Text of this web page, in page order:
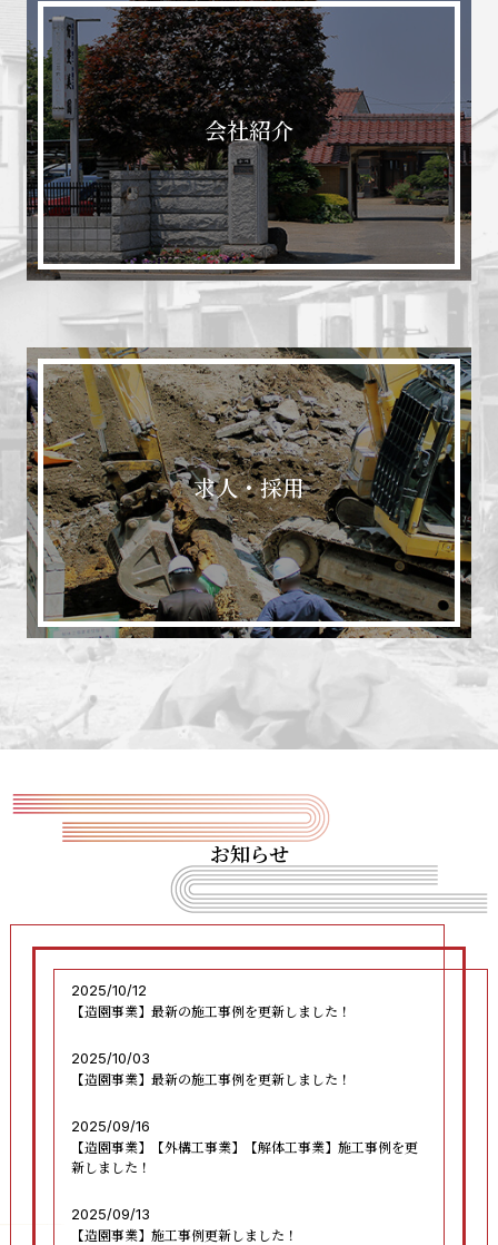
会社紹介
求人・採用
お知らせ
2025/10/12
【造園事業】最新の施工事例を更新しました！
2025/10/03
【造園事業】最新の施工事例を更新しました！
2025/09/16
【造園事業】【外構工事業】【解体工事業】施工事例を更
新しました！
2025/09/13
【造園事業】施工事例更新しました！